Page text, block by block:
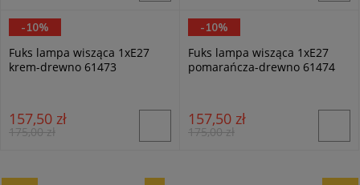
Alfa
Fuks lampa wisząca 1xE27
krem-drewno 61473
157,50 zł
175,00 zł
-10%
Alfa
Fuks lampa wisząca 1xE27
pomarańcza-drewno 61474
157,50 zł
175,00 zł
-10%